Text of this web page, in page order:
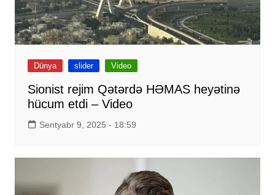
Dünya slider Video
Sionist rejim Qətərdə HƏMAS heyətinə
hücum etdi – Video
Sentyabr 9, 2025 - 18:59